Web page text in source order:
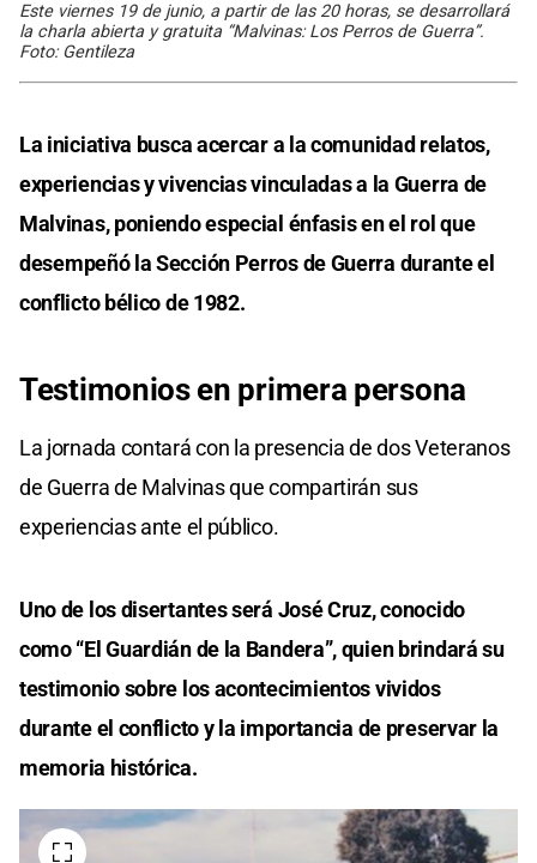
Este viernes 19 de junio, a partir de las 20 horas, se desarrollará
la charla abierta y gratuita “Malvinas: Los Perros de Guerra”.
Foto: Gentileza
La iniciativa busca acercar a la comunidad relatos,
experiencias y vivencias vinculadas a la Guerra de
Malvinas, poniendo especial énfasis en el rol que
desempeñó la Sección Perros de Guerra durante el
conflicto bélico de 1982.
Testimonios en primera persona
La jornada contará con la presencia de dos Veteranos
de Guerra de Malvinas que compartirán sus
experiencias ante el público.
Uno de los disertantes será José Cruz, conocido
como “El Guardián de la Bandera”, quien brindará su
testimonio sobre los acontecimientos vividos
durante el conflicto y la importancia de preservar la
memoria histórica.